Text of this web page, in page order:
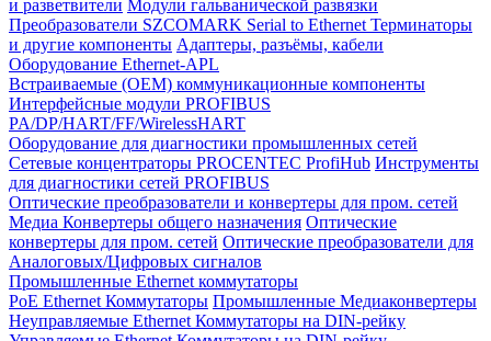
и разветвители Модули гальванической развязки
Преобразователи SZCOMARK Serial to Ethernet Терминаторы
и другие компоненты Адаптеры, разъёмы, кабели
Оборудование Ethernet-APL
Встраиваемые (OEM) коммуникационные компоненты
Интерфейсные модули PROFIBUS
PA/DP/HART/FF/WirelessHART
Оборудование для диагностики промышленных сетей
Сетевые концентраторы PROCENTEC ProfiHub Инструменты
для диагностики сетей PROFIBUS
Оптические преобразователи и конвертеры для пром. сетей
Медиа Конвертеры общего назначения Оптические
конвертеры для пром. сетей Оптические преобразователи для
Аналоговых/Цифровых сигналов
Промышленные Ethernet коммутаторы
PoE Ethernet Коммутаторы Промышленные Медиаконвертеры
Неуправляемые Ethernet Коммутаторы на DIN-рейку